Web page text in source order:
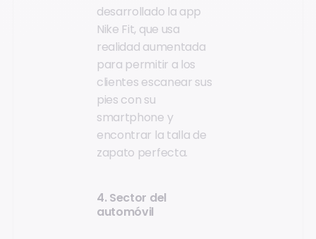
desarrollado la app
Nike Fit, que usa
realidad aumentada
para permitir a los
clientes escanear sus
pies con su
smartphone y
encontrar la talla de
zapato perfecta.
4. Sector del
automóvil